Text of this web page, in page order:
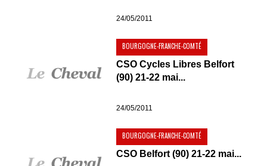
24/05/2011
BOURGOGNE-FRANCHE-COMTÉ
CSO Cycles Libres Belfort
(90) 21-22 mai...
24/05/2011
BOURGOGNE-FRANCHE-COMTÉ
CSO Belfort (90) 21-22 mai...